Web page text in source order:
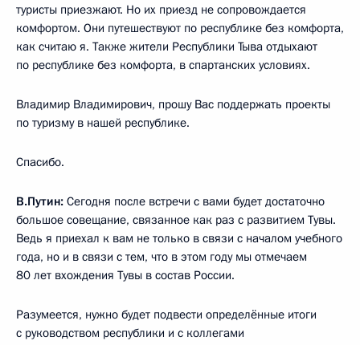
туристы приезжают. Но их приезд не сопровождается
комфортом. Они путешествуют по республике без комфорта,
как считаю я. Также жители Республики Тыва отдыхают
по республике без комфорта, в спартанских условиях.
Владимир Владимирович, прошу Вас поддержать проекты
по туризму в нашей республике.
Спасибо.
В.Путин: Сегодня после встречи с вами будет достаточно
большое совещание, связанное как раз с развитием Тувы.
Ведь я приехал к вам не только в связи с началом учебного
года, но и в связи с тем, что в этом году мы отмечаем
80 лет вхождения Тувы в состав России.
Разумеется, нужно будет подвести определённые итоги
с руководством республики и с коллегами